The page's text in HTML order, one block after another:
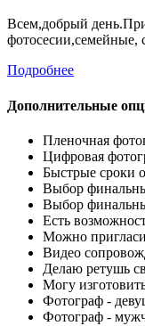
Всем,добрый
фотосесии,семейные,
Подробнее
Дополнительные
Пленочная
Цифровая
Быстрые сроки
Выбор
Выбор
Есть
Можно
Видео
Делаю ретушь
Могу
Фотограф -
Фотограф -